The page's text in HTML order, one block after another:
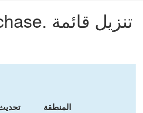
تنزيل قائمة .chase نطاقات
المنطقة